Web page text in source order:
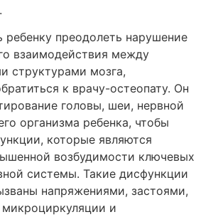
преодолеть нарушение
взаимодействия между
структурами мозга,
к врачу-остеопату. Он
головы, шеи, нервной
организма ребенка, чтобы
которые являются
возбудимости ключевых
системы. Такие дисфункции
напряжениями, застоями,
и